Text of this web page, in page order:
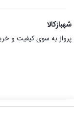
شهبازکالا
پرواز به سوی کیفیت و